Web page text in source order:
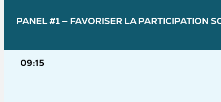
PANEL #1 — FAVORISER LA PARTICIPATION
09:15